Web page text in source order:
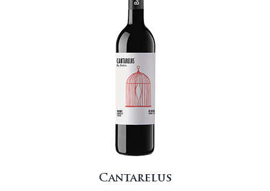
Cantarelus